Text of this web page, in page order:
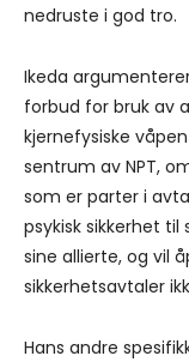
nedruste i god tro.
Ikeda
forbud for bruk av
kjernefysiske
sentrum av NPT,
som er parter i
psykisk sikkerhet
sine allierte, og vil
sikkerhetsavtaler
Hans andre